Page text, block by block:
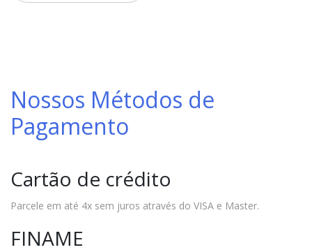
Nossos Métodos de
Pagamento
Cartão de crédito
Parcele em até 4x sem juros através do VISA e Master.
FINAME